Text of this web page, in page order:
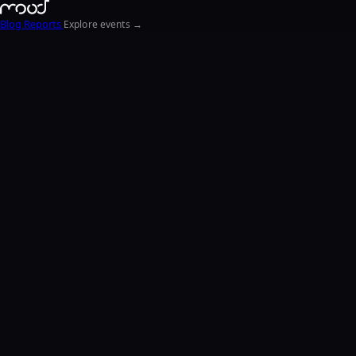
Blog Reports Explore events →